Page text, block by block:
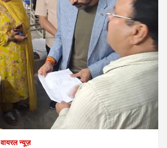
वायरल न्यूज़